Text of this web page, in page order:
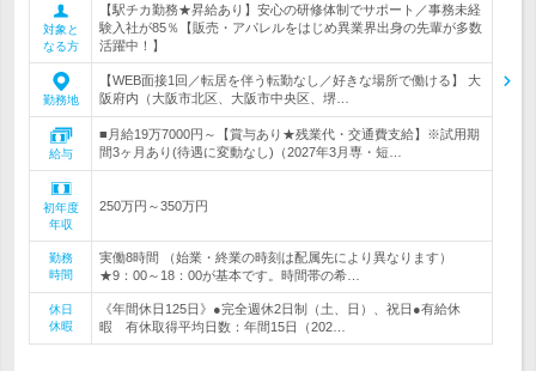
対象と
なる方
【駅チカ勤務★昇給あり】安心の研修体制でサポート／事務未経
験入社が85％【販売・アパレルをはじめ異業界出身の先輩が多数
活躍中！】
勤務地
【WEB面接1回／転居を伴う転勤なし／好きな場所で働ける】 大
阪府内（大阪市北区、大阪市中央区、堺…
給与
■月給19万7000円～【賞与あり★残業代・交通費支給】※試用期
間3ヶ月あり(待遇に変動なし)（2027年3月専・短…
初年度
年収
250万円～350万円
勤務
時間
実働8時間 （始業・終業の時刻は配属先により異なります）
★9：00～18：00が基本です。時間帯の希…
休日
休暇
《年間休日125日》●完全週休2日制（土、日）、祝日●有給休
暇 有休取得平均日数：年間15日（202…